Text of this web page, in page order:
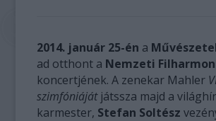
2014. január 25-én a
ad otthont a Nemzeti
koncertjének. A zenekar Mahler
szimfóniáját játssza majd a
karmester, Stefan Soltész